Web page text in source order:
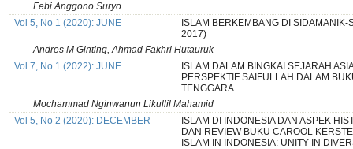
Febi Anggono Suryo
Vol 5, No 1 (2020): JUNE
ISLAM BERKEMBANG DI
2017)
Andres M Ginting, Ahmad Fakhri Hutauruk
Vol 7, No 1 (2022): JUNE
ISLAM DALAM BINGKAI SEJARAH
PERSPEKTIF SAIFULLAH DALAM
TENGGARA
Mochammad Nginwanun Likullil Mahamid
Vol 5, No 2 (2020): DECEMBER
ISLAM DI INDONESIA DAN ASPEK
DAN REVIEW BUKU CAROOL
ISLAM IN INDONESIA: UNITY IN